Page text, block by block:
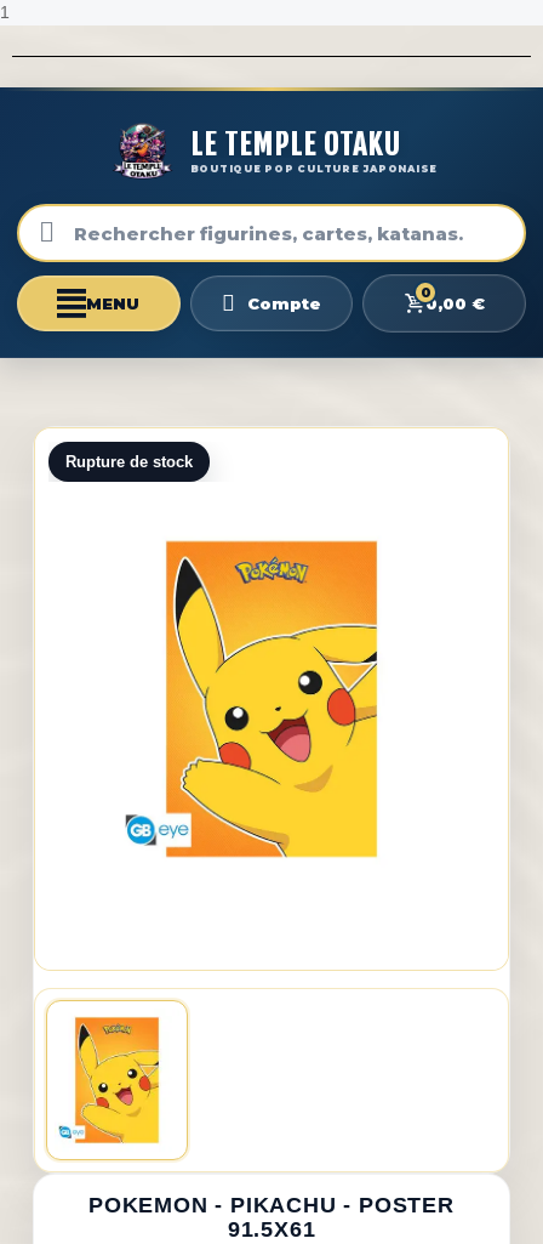
1
LE TEMPLE OTAKU
BOUTIQUE POP CULTURE JAPONAISE
Compte
0
0,00 €
Rupture de stock
POKEMON - PIKACHU - POSTER
91.5X61